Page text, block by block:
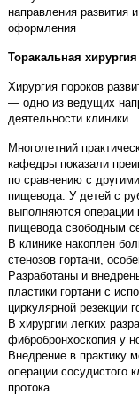
направления развития
оформления
Торакальная хирургия
Хирургия пороков
— одно из ведущих
деятельности клиники.
Многолетний
кафедры показали
по сравнению с
пищевода. У детей с
выполняются операции
пищевода свободным
В клинике накоплен
стенозов гортани,
Разработаны и
пластики гортани с
циркулярной резекции
В хирургии легких
фибробронхоскопия у
Внедрение в практику
операции сосудистого
протока.